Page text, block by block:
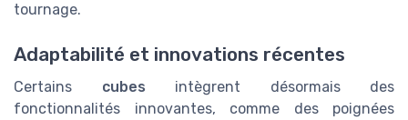
tournage.
Adaptabilité et innovations récentes
Certains cubes intègrent désormais des
fonctionnalités innovantes, comme des poignées